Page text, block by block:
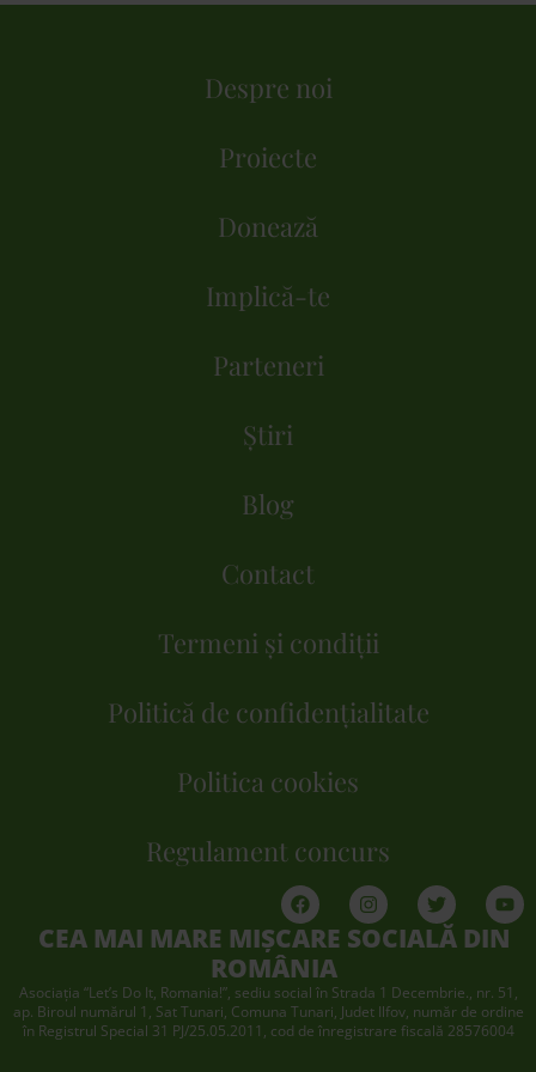
Despre noi
Proiecte
Donează
Implică-te
Parteneri
Știri
Blog
Contact
Termeni și condiții
Politică de confidențialitate
Politica cookies
Regulament concurs
CEA MAI MARE MIȘCARE SOCIALĂ DIN
ROMÂNIA
Asociaţia “Let’s Do It, Romania!”, sediu social în Strada 1 Decembrie., nr. 51,
ap. Biroul numărul 1, Sat Tunari, Comuna Tunari, Judet Ilfov, număr de ordine
în Registrul Special 31 PJ/25.05.2011, cod de înregistrare fiscală 28576004